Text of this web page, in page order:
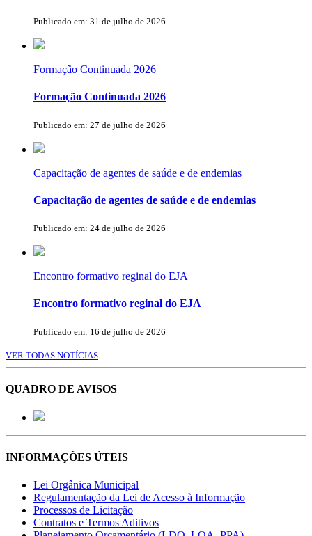
Publicado em: 31 de julho de 2026
Formação Continuada 2026
Formação Continuada 2026
Publicado em: 27 de julho de 2026
Capacitação de agentes de saúde e de endemias
Capacitação de agentes de saúde e de endemias
Publicado em: 24 de julho de 2026
Encontro formativo reginal do EJA
Encontro formativo reginal do EJA
Publicado em: 16 de julho de 2026
VER TODAS NOTÍCIAS
QUADRO DE AVISOS
INFORMAÇÕES ÚTEIS
Lei Orgânica Municipal
Regulamentação da Lei de Acesso à Informação
Processos de Licitação
Contratos e Termos Aditivos